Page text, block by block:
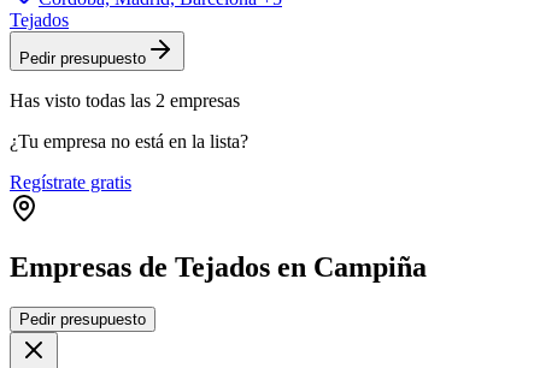
Tejados
Pedir presupuesto
Has visto todas las 2 empresas
¿Tu empresa no está en la lista?
Regístrate gratis
Empresas de Tejados en Campiña
+
Pedir presupuesto